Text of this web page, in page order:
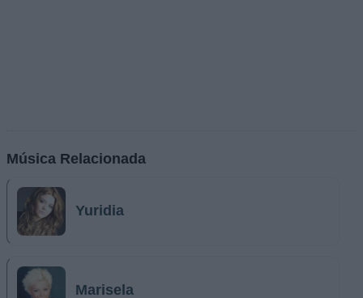
Música Relacionada
Yuridia
Marisela